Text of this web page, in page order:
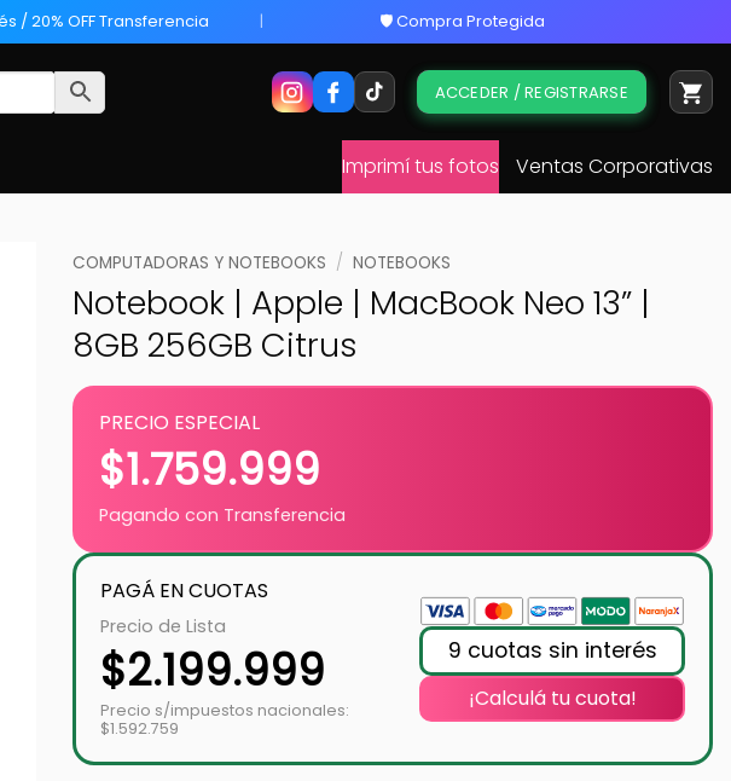
/ 20% OFF Transferencia 🛡️ Compra Protegida
ACCEDER / REGISTRARSE
Imprimí tus fotos Ventas Corporativas
COMPUTADORAS Y NOTEBOOKS / NOTEBOOKS
Notebook | Apple | MacBook Neo 13” |
8GB 256GB Citrus
PRECIO ESPECIAL
$1.759.999
Pagando con Transferencia
PAGÁ EN CUOTAS
Precio de Lista
$2.199.999
Precio s/impuestos nacionales:
$1.592.759
9 cuotas sin interés
¡Calculá tu cuota!